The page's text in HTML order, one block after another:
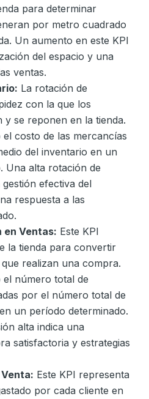
para determinar
por metro cuadrado
Un aumento en este KPI
del espacio y una
ventas.
La rotación de
con la que los
y se reponen en la tienda.
el costo de las mercancías
del inventario en un
Una alta rotación de
efectiva del
respuesta a las
en Ventas: Este KPI
la tienda para convertir
realizan una compra.
el número total de
por el número total de
un período determinado.
alta indica una
satisfactoria y estrategias
Este KPI representa
por cada cliente en